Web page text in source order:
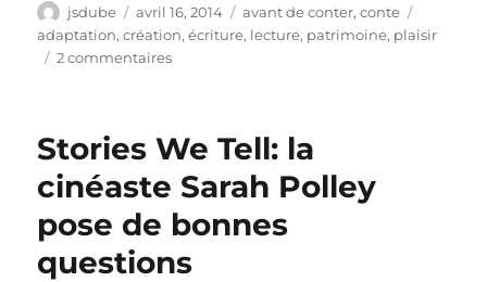
Auteur
jsdube
Publié
le
avril 16, 2014 Catégories
avant de conter,conte
adaptation,création,écriture, lecture, patrimoine, plaisir
2 commentairessur
au
doré
(3):
mes
choix…
Stories We Tell: la
cinéaste Sarah Polley
pose de bonnes
questions